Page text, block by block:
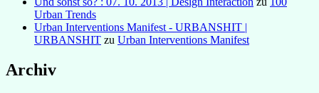
Urban Trends
Urban Interventions Manifest - URBANSHIT |
URBANSHIT zu Urban Interventions Manifest
Archiv